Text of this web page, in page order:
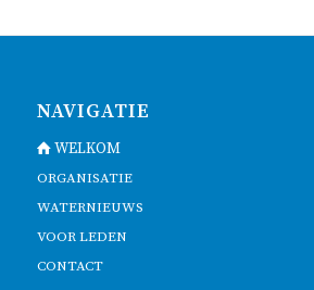
NAVIGATIE
WELKOM
ORGANISATIE
WATERNIEUWS
VOOR LEDEN
CONTACT